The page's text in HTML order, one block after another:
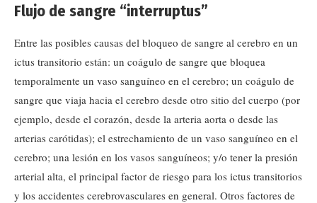
Flujo de sangre “interruptus”
Entre las posibles causas del bloqueo de sangre al cerebro en un
ictus transitorio están: un coágulo de sangre que bloquea
temporalmente un vaso sanguíneo en el cerebro; un coágulo de
sangre que viaja hacia el cerebro desde otro sitio del cuerpo (por
ejemplo, desde el corazón, desde la arteria aorta o desde las
arterias carótidas); el estrechamiento de un vaso sanguíneo en el
cerebro; una lesión en los vasos sanguíneos; y/o tener la presión
arterial alta, el principal factor de riesgo para los ictus transitorios
y los accidentes cerebrovasculares en general. Otros factores de